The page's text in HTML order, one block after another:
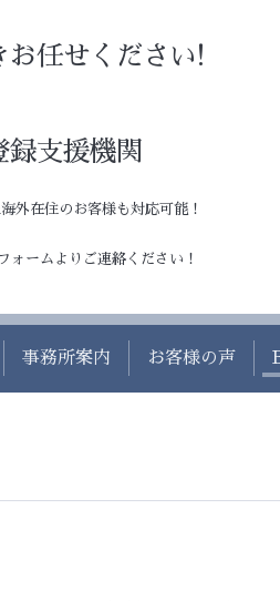
お任せください!
支援機関
外在住のお客様も対応可能！
ォームよりご連絡ください！
事務所案内 お客様の声